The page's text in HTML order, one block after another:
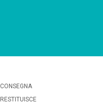
CONSEGNA
RESTITUISCE